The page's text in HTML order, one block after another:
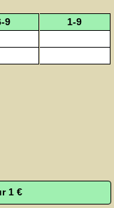
9
1-9
1 €